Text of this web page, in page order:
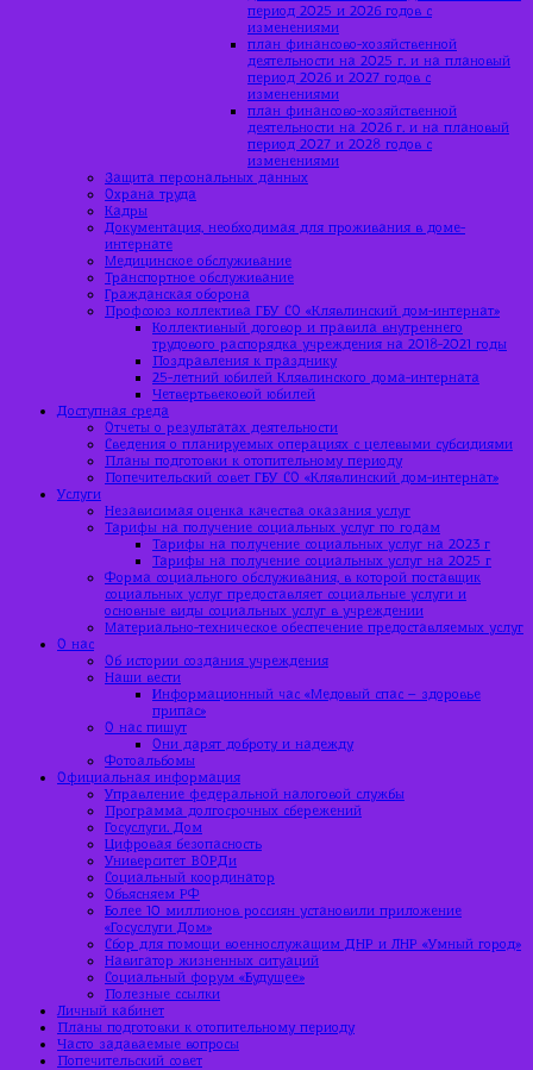
период 2025 и 2026 годов с
изменениями
план финансово-хозяйственной
деятельности на 2025 г. и на плановый
период 2026 и 2027 годов с
изменениями
план финансово-хозяйственной
деятельности на 2026 г. и на плановый
период 2027 и 2028 годов с
изменениями
Защита персональных данных
Охрана труда
Кадры
Документация, необходимая для проживания в доме-
интернате
Медицинское обслуживание
Транспортное обслуживание
Гражданская оборона
Профсоюз коллектива ГБУ СО «Клявлинский дом-интернат»
Коллективный договор и правила внутреннего
трудового распорядка учреждения на 2018-2021 годы
Поздравления к празднику
25-летний юбилей Клявлинского дома-интерната
Четвертьвековой юбилей
Доступная среда
Отчеты о результатах деятельности
Сведения о планируемых операциях с целевыми субсидиями
Планы подготовки к отопительному периоду
Попечительский совет ГБУ СО «Клявлинский дом-интернат»
Услуги
Независимая оценка качества оказания услуг
Тарифы на получение социальных услуг по годам
Тарифы на получение социальных услуг на 2023 г
Тарифы на получение социальных услуг на 2025 г
Форма социального обслуживания, в которой поставщик
социальных услуг предоставляет социальные услуги и
основные виды социальных услуг в учреждении
Материально-техническое обеспечение предоставляемых услуг
О нас
Об истории создания учреждения
Наши вести
Информационный час «Медовый спас – здоровье
припас»
О нас пишут
Они дарят доброту и надежду
Фотоальбомы
Официальная информация
Управление федеральной налоговой службы
Программа долгосрочных сбережений
Госуслуги. Дом
Цифровая безопасность
Университет ВОРДи
Социальный координатор
Объясняем РФ
Более 10 миллионов россиян установили приложение
«Госуслуги Дом»
Сбор для помощи военнослужащим ДНР и ЛНР «Умный город»
Навигатор жизненных ситуаций
Социальный форум «Будущее»
Полезные ссылки
Личный кабинет
Планы подготовки к отопительному периоду
Часто задаваемые вопросы
Попечительский совет